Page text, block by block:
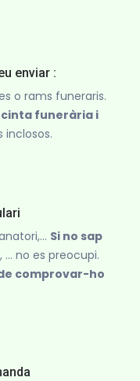
enviar :
o rams funeraris.
funerària i
inclosos.
Si no sap
no es preocupi.
comprovar-ho